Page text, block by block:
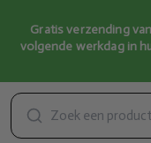
Gratis verzending
volgende werkdag in